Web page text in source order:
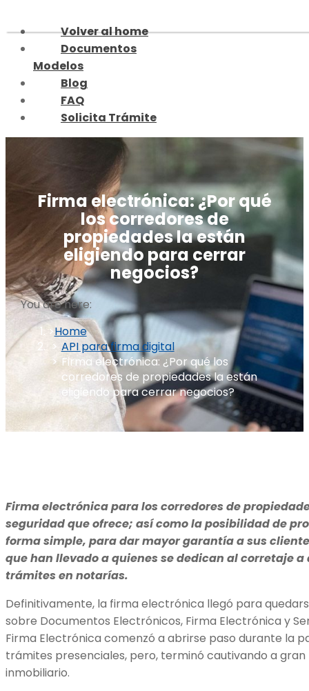
to
content
Volver al home
Documentos
Modelos
Blog
FAQ
Solicita Trámite
Firma electrónica: ¿Por qué
los corredores de
propiedades la están
eligiendo para cerrar
negocios?
You are here:
Home
API para firma digital
Firma electrónica: ¿Por qué los
corredores de propiedades la están
eligiendo para cerrar negocios?
Firma electrónica para los corredores de
seguridad que ofrece; así como la posibilidad de
forma simple, para dar mayor garantía a sus
que han llevado a quienes se dedican al corretaje a
trámites en notarías.
Definitivamente, la firma electrónica llegó para
sobre Documentos Electrónicos, Firma Electrónica y
Firma Electrónica comenzó a abrirse paso durante la
trámites presenciales, pero, terminó cautivando a
inmobiliario.